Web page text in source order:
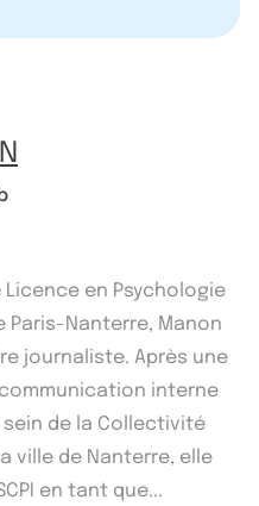
Licence en Psychologie
Paris-Nanterre, Manon
journaliste. Après une
interne
de la Collectivité
ville de Nanterre, elle
en tant que...